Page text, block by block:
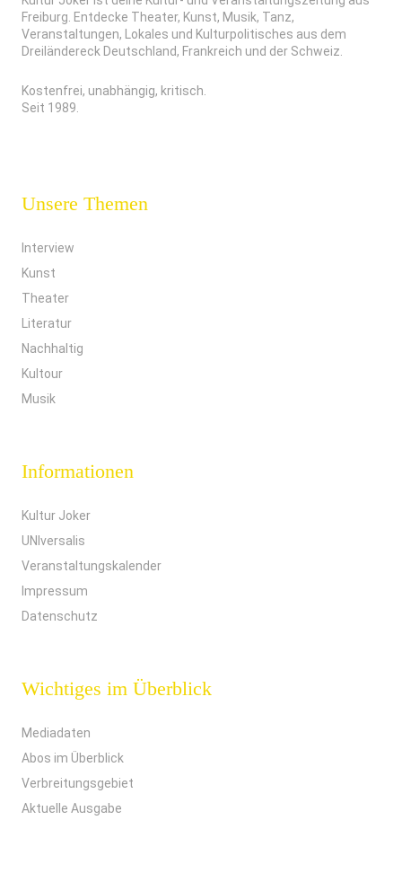
Freiburg. Entdecke Theater, Kunst, Musik, Tanz,
Veranstaltungen, Lokales und Kulturpolitisches aus dem
Dreiländereck Deutschland, Frankreich und der Schweiz.
Kostenfrei, unabhängig, kritisch.
Seit 1989.
Unsere Themen
Interview
Kunst
Theater
Literatur
Nachhaltig
Kultour
Musik
Informationen
Kultur Joker
UNIversalis
Veranstaltungskalender
Impressum
Datenschutz
Wichtiges im Überblick
Mediadaten
Abos im Überblick
Verbreitungsgebiet
Aktuelle Ausgabe